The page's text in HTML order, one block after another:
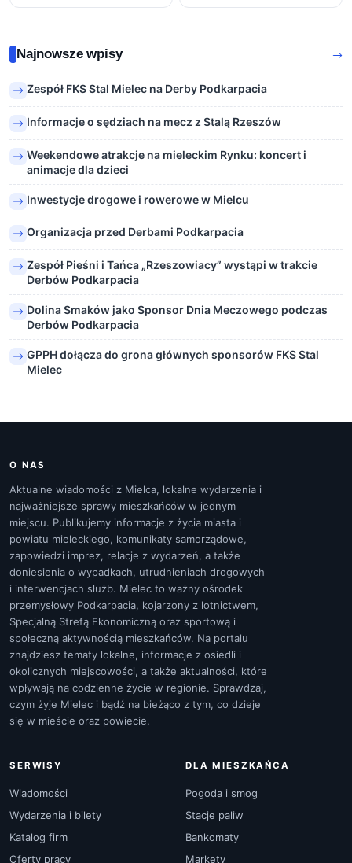
Najnowsze wpisy
Zespół FKS Stal Mielec na Derby Podkarpacia
Informacje o sędziach na mecz z Stalą Rzeszów
Weekendowe atrakcje na mieleckim Rynku: koncert i
animacje dla dzieci
Inwestycje drogowe i rowerowe w Mielcu
Organizacja przed Derbami Podkarpacia
Zespół Pieśni i Tańca „Rzeszowiacy” wystąpi w trakcie
Derbów Podkarpacia
Dolina Smaków jako Sponsor Dnia Meczowego podczas
Derbów Podkarpacia
GPPH dołącza do grona głównych sponsorów FKS Stal
Mielec
O NAS
Aktualne wiadomości z Mielca, lokalne wydarzenia i
najważniejsze sprawy mieszkańców w jednym
miejscu. Publikujemy informacje z życia miasta i
powiatu mieleckiego, komunikaty samorządowe,
zapowiedzi imprez, relacje z wydarzeń, a także
doniesienia o wypadkach, utrudnieniach drogowych
i interwencjach służb. Mielec to ważny ośrodek
przemysłowy Podkarpacia, kojarzony z lotnictwem,
Specjalną Strefą Ekonomiczną oraz sportową i
społeczną aktywnością mieszkańców. Na portalu
znajdziesz tematy lokalne, informacje z osiedli i
okolicznych miejscowości, a także aktualności, które
wpływają na codzienne życie w regionie. Sprawdzaj,
czym żyje Mielec i bądź na bieżąco z tym, co dzieje
się w mieście oraz powiecie.
SERWISY
Wiadomości
Wydarzenia i bilety
Katalog firm
Oferty pracy
DLA MIESZKAŃCA
Pogoda i smog
Stacje paliw
Bankomaty
Markety